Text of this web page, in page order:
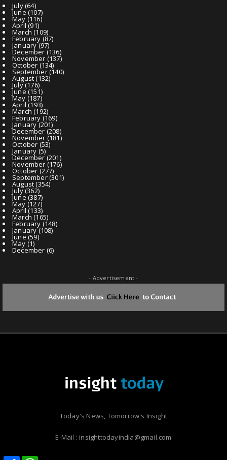
July(64)
June(107)
May (116)
April (91)
March (109)
February (87)
January(97)
December (136)
November (137)
October (134)
September(140)
August(132)
July(176)
June(151)
May (187)
April (193)
March (192)
February (169)
January(201)
December (208)
November (181)
October (53)
January (5)
December(201)
November (176)
October (277)
September(301)
August(354)
July(362)
June(387)
May (127)
April (133)
March (165)
February (148)
January(108)
June (59)
May (1)
December (6)
- Advertisement -
Today's News, Tomorrow's Insight
E-Mail : insighttodayindia@gmail.com